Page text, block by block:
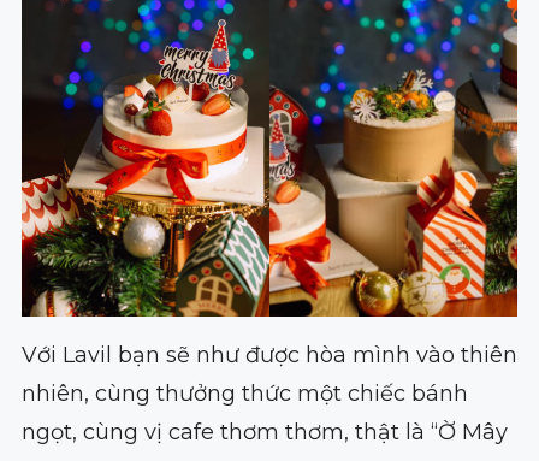
Với Lavil bạn sẽ như được hòa mình vào thiên
nhiên, cùng thưởng thức một chiếc bánh
ngọt, cùng vị cafe thơm thơm, thật là “Ờ Mây